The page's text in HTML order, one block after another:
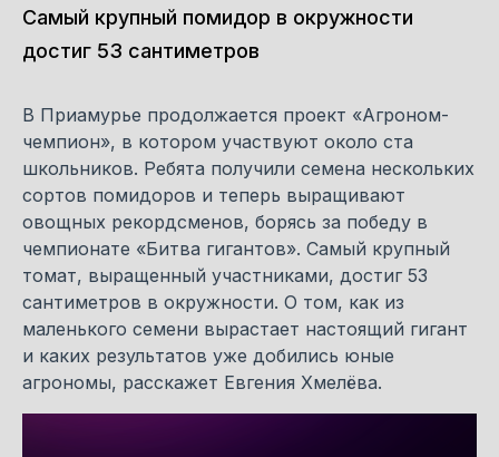
Самый крупный помидор в окружности
достиг 53 сантиметров
В Приамурье продолжается проект «Агроном-
чемпион», в котором участвуют около ста
школьников. Ребята получили семена нескольких
сортов помидоров и теперь выращивают
овощных рекордсменов, борясь за победу в
чемпионате «Битва гигантов». Самый крупный
томат, выращенный участниками, достиг 53
сантиметров в окружности. О том, как из
маленького семени вырастает настоящий гигант
и каких результатов уже добились юные
агрономы, расскажет Евгения Хмелёва.